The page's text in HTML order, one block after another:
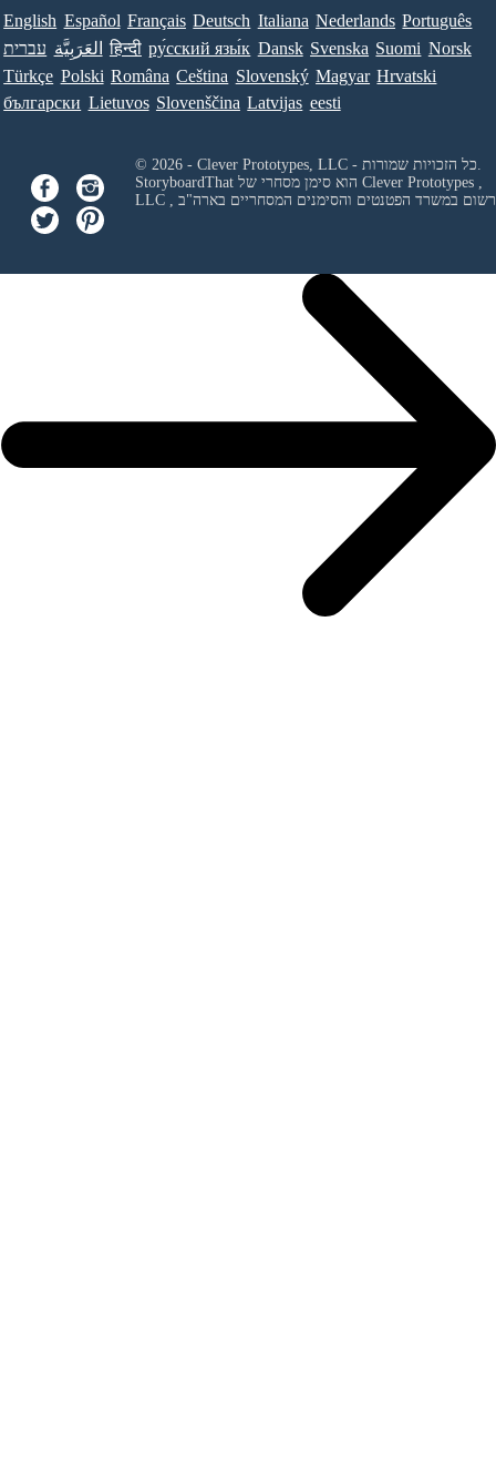
English Español Français Deutsch Italiana Nederlands Português
עברית العَرَبِيَّة हिन्दी ру́сский язы́к Dansk Svenska Suomi Norsk
Türkçe Polski Româna Ceština Slovenský Magyar Hrvatski
български Lietuvos Slovenščina Latvijas eesti
© 2026 - Clever Prototypes, LLC - כל הזכויות שמורות.
Clever Prototypes ,
LLC
ורשום במשרד הפטנטים והסימנים המסחריים בארה"ב